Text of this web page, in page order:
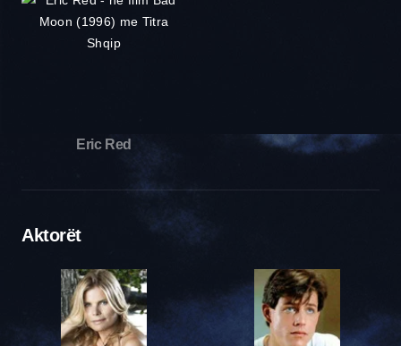
Eric Red
Aktorët